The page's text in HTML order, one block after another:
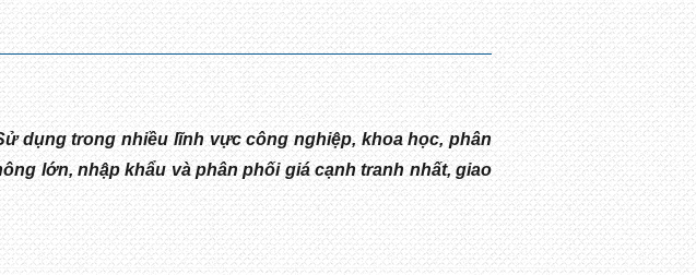
dụng trong nhiều lĩnh vực công nghiệp, khoa học, phân
lớn, nhập khẩu và phân phối giá cạnh tranh nhất, giao